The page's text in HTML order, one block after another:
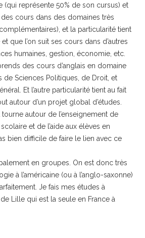
(qui représente 50% de son cursus) et
cours dans des domaines très
et la particularité tient
que l’on suit ses cours dans d’autres
humaines, gestion, économie, etc.
des cours d’anglais en domaine
Sciences Politiques, de Droit, et
Et l’autre particularité tient au fait
autour d’un projet global d’études.
autour de l’enseignement de
scolaire et de l’aide aux élèves en
bien difficile de faire le lien avec ce
en groupes. On est donc très
à l’américaine (ou à l’anglo-saxonne)
Je fais mes études à
de Lille qui est la seule en France à